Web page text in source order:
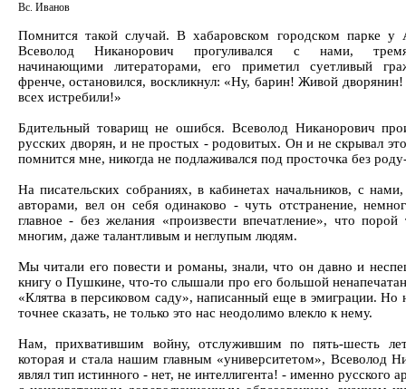
Вс. Иванов
Помнится такой случай. В хабаровском городском парке у
Всеволод Никанорович прогуливался с нами,
начинающими литераторами, его приметил суетливый
френче, остановился, воскликнул: «Ну, барин! Живой
всех истребили!»
Бдительный товарищ не ошибся. Всеволод Никанорович
русских дворян, и не простых - родовитых. Он и не скрывал
помнится мне, никогда не подлаживался под просточка без
На писательских собраниях, в кабинетах начальников, с
авторами, вел он себя одинаково - чуть отстранение,
главное - без желания «произвести впечатление», что порой
многим, даже талантливым и неглупым людям.
Мы читали его повести и романы, знали, что он давно и
книгу о Пушкине, что-то слышали про его большой
«Клятва в персиковом саду», написанный еще в эмиграции. Но
точнее сказать, не только это нас неодолимо влекло к нему.
Нам, прихватившим войну, отслужившим по пять-шесть
которая и стала нашим главным «университетом», Всеволод
являл тип истинного - нет, не интеллигента! - именно русского